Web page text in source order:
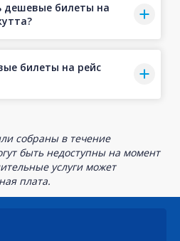
дешевые билеты на
билеты на рейс
собраны в течение
быть недоступны на момент
услуги может
плата.